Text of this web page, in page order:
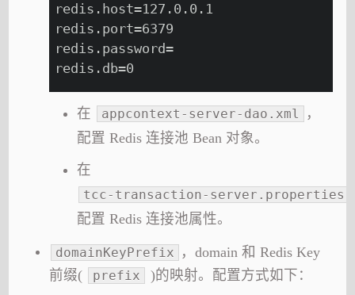
redis.host=127.0.0.1
redis.port=6379
redis.password=
redis.db=0
在 appcontext-server-dao.xml
，
配置 Redis 连接池 Bean 对象。
在
tcc-transaction-server.properties
配置 Redis 连接池属性。
domainKeyPrefix
，domain 和 Redis Key
前缀(
prefix )的映射。配置方式如下：